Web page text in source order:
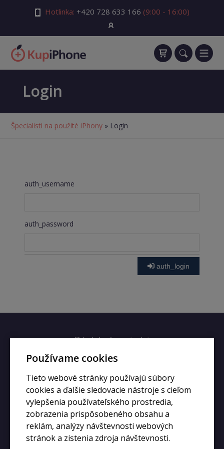
Hotlinka: +420 728 633 166 (9:00 - 16:00)
Login
Špecialisti na použité iPhony » Login
auth_username
auth_password
auth_login
Rýchly kontakt
info@kupiphone.cz
Používame cookies
Tieto webové stránky používajú súbory
cookies a ďalšie sledovacie nástroje s cieľom
vylepšenia používateľského prostredia,
zobrazenia prispôsobeného obsahu a
reklám, analýzy návštevnosti webových
stránok a zistenia zdroja návštevnosti.